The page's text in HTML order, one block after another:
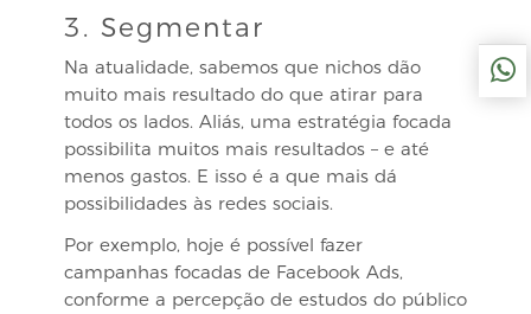
3. Segmentar
Na atualidade, sabemos que nichos dão
muito mais resultado do que atirar para
todos os lados. Aliás, uma estratégia focada
possibilita muitos mais resultados – e até
menos gastos. E isso é a que mais dá
possibilidades às redes sociais.
Por exemplo, hoje é possível fazer
campanhas focadas de Facebook Ads,
conforme a percepção de estudos do público